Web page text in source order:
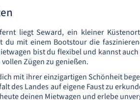
liegt Seward, ein kleiner
du mit einem Bootstour die
bist du flexibel und kannst
Zügen zu genießen.
mit ihrer einzigartigen Schönheit
des Landes auf eigene Faust zu
deinen Mietwagen und erlebe